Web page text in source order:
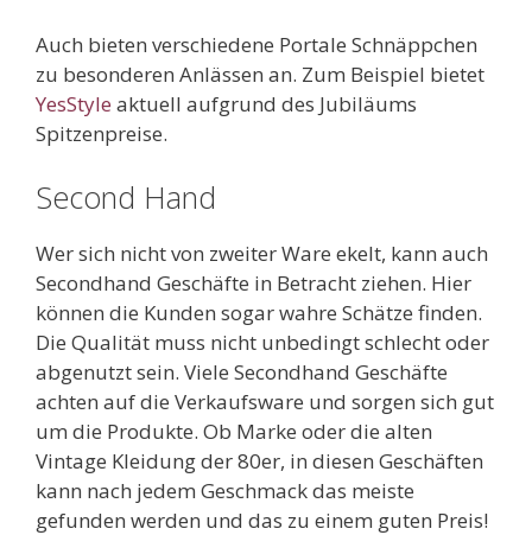
Auch bieten verschiedene Portale Schnäppchen
zu besonderen Anlässen an. Zum Beispiel bietet
YesStyle aktuell aufgrund des Jubiläums
Spitzenpreise.
Second Hand
Wer sich nicht von zweiter Ware ekelt, kann auch
Secondhand Geschäfte in Betracht ziehen. Hier
können die Kunden sogar wahre Schätze finden.
Die Qualität muss nicht unbedingt schlecht oder
abgenutzt sein. Viele Secondhand Geschäfte
achten auf die Verkaufsware und sorgen sich gut
um die Produkte. Ob Marke oder die alten
Vintage Kleidung der 80er, in diesen Geschäften
kann nach jedem Geschmack das meiste
gefunden werden und das zu einem guten Preis!